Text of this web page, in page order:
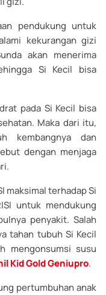
pendukung untuk
kekurangan gizi
akan menerima
Si Kecil bisa
pada Si Kecil bisa
Maka dari itu,
kembangnya dan
dengan menjaga
maksimal terhadap Si
untuk mendukung
penyakit. Salah
tahan tubuh Si Kecil
mengonsumsi susu
Kid Gold Geniupro.
pertumbuhan anak